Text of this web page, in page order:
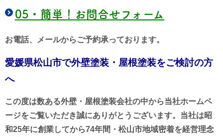
05・ 簡単！お問合せフォーム
お電話、メールからご予約承っております。
愛媛県松山市で外壁塗装・屋根塗装をご検討の方
へ
この度は数ある外壁・屋根塗装会社の中から当社ホームペ
ージをご覧いただき誠にありがとうございます。当社は昭
和25年に創業してから74年間・松山市地域密着を経営理念